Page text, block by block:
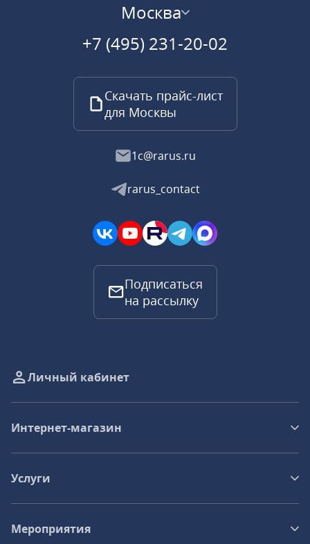
Москва
+7 (495) 231-20-02
Скачать прайс-лист
для Москвы
1c@rarus.ru
rarus_contact
Подписаться
на рассылку
Личный кабинет
Интернет-магазин
Услуги
Мероприятия